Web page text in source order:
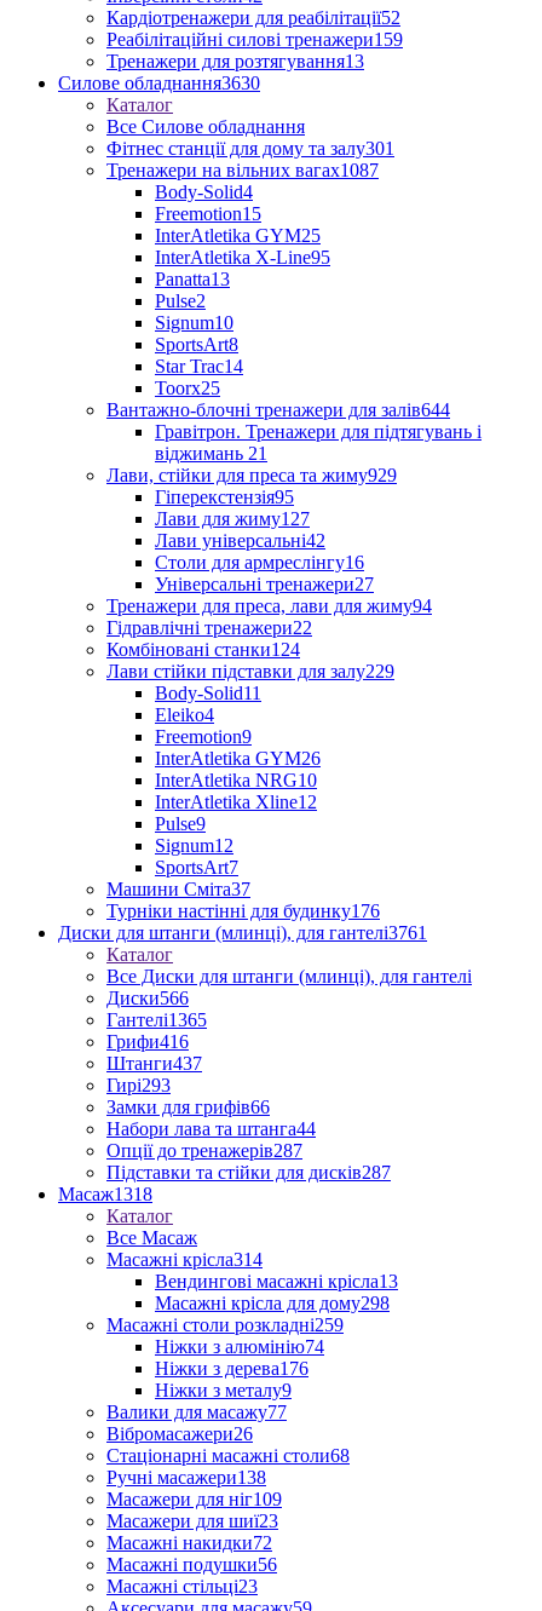
Кардіотренажери для реабілітації52
Реабілітаційні силові тренажери159
Тренажери для розтягування13
Силове обладнання3630
Каталог
Все Силове обладнання
Фітнес станції для дому та залу301
Тренажери на вільних вагах1087
Body-Solid4
Freemotion15
InterAtletika GYM25
InterAtletika X-Line95
Panatta13
Pulse2
Signum10
SportsArt8
Star Trac14
Toorx25
Вантажно-блочні тренажери для залів644
Гравітрон. Тренажери для підтягувань і
віджимань 21
Лави, стійки для преса та жиму929
Гіперекстензія95
Лави для жиму127
Лави універсальні42
Столи для армреслінгу16
Універсальні тренажери27
Тренажери для преса, лави для жиму94
Гідравлічні тренажери22
Комбіновані станки124
Лави стійки підставки для залу229
Body-Solid11
Eleiko4
Freemotion9
InterAtletika GYM26
InterAtletika NRG10
InterAtletika Xline12
Pulse9
Signum12
SportsArt7
Машини Сміта37
Турніки настінні для будинку176
Диски для штанги (млинці), для гантелі3761
Каталог
Все Диски для штанги (млинці), для гантелі
Диски566
Гантелі1365
Грифи416
Штанги437
Гирі293
Замки для грифів66
Набори лава та штанга44
Опції до тренажерів287
Підставки та стійки для дисків287
Масаж1318
Каталог
Все Масаж
Масажні крісла314
Вендингові масажні крісла13
Масажні крісла для дому298
Масажні столи розкладні259
Ніжки з алюмінію74
Ніжки з дерева176
Ніжки з металу9
Валики для масажу77
Вібромасажери26
Стаціонарні масажні столи68
Ручні масажери138
Масажери для ніг109
Масажери для шиї23
Масажні накидки72
Масажні подушки56
Масажні стільці23